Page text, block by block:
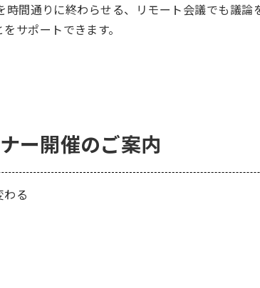
時間通りに終わらせる、リモート会議でも議
サポートできます。
ー開催のご案内
る